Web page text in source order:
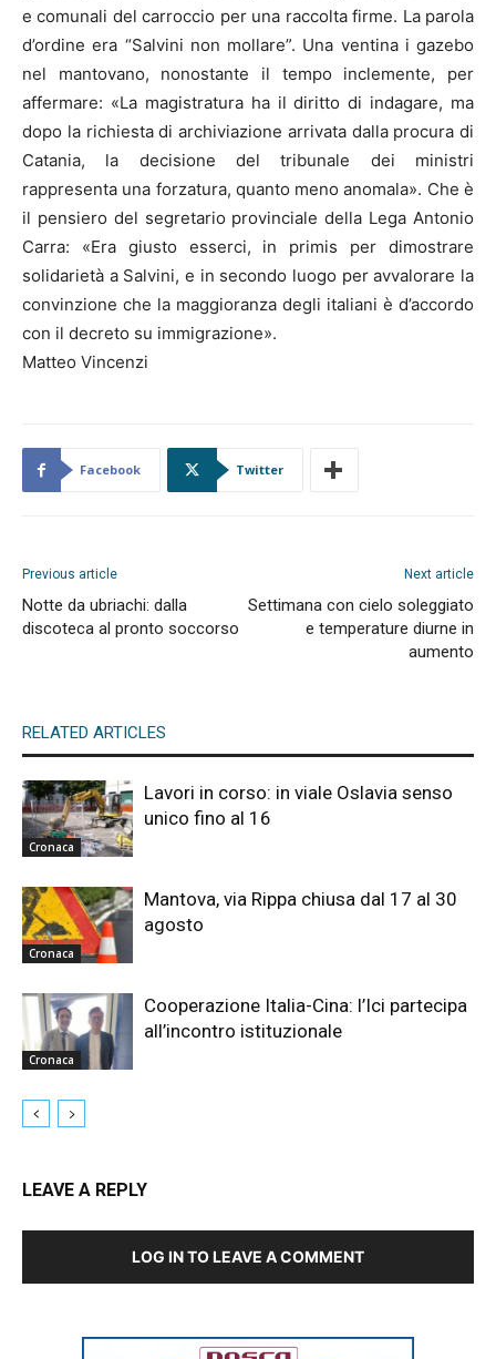
e comunali del carroccio per una raccolta firme. La parola
d’ordine era “Salvini non mollare”. Una ventina i gazebo
nel mantovano, nonostante il tempo inclemente, per
affermare: «La magistratura ha il diritto di indagare, ma
dopo la richiesta di archiviazione arrivata dalla procura di
Catania, la decisione del tribunale dei ministri
rappresenta una forzatura, quanto meno anomala». Che è
il pensiero del segretario provinciale della Lega Antonio
Carra: «Era giusto esserci, in primis per dimostrare
solidarietà a Salvini, e in secondo luogo per avvalorare la
convinzione che la maggioranza degli italiani è d’accordo
con il decreto su immigrazione».
Matteo Vincenzi
Facebook Twitter
Previous article
Notte da ubriachi: dalla
discoteca al pronto soccorso
Next article
Settimana con cielo soleggiato
e temperature diurne in
aumento
RELATED ARTICLES
Cronaca
Lavori in corso: in viale Oslavia senso
unico fino al 16
Cronaca
Mantova, via Rippa chiusa dal 17 al 30
agosto
Cronaca
Cooperazione Italia-Cina: l’Ici partecipa
all’incontro istituzionale
LEAVE A REPLY
LOG IN TO LEAVE A COMMENT